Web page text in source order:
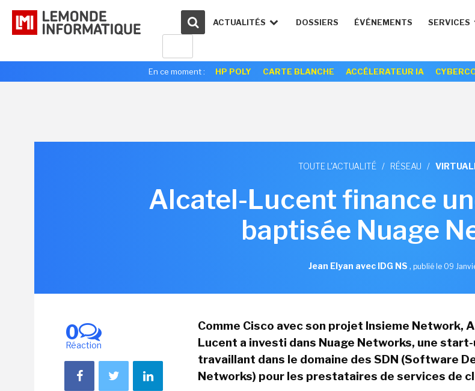
ACTUALITÉS DOSSIERS ÉVÉNEMENTS SERVICES
En ce moment : HP POLY CARTE BLANCHE ACCÉLERATEUR IA
TOUTE L'ACTUALITÉ / RÉSEAU /
Alcatel-Lucent finance
baptisée Nuage
Jean Elyan avec IDG NS , publié le 09
0
Réaction
Comme Cisco avec son projet Insieme Network,
Lucent a investi dans Nuage Networks, une start-
travaillant dans le domaine des SDN (Software
Networks) pour les prestataires de services de